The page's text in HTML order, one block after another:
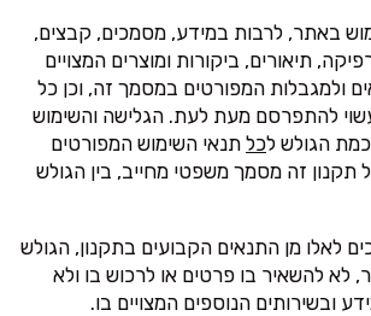
באתר, לרבות במידע, מסמכים, קבצים,
תיאורים, ביקורות ומוצרים המצויים
ולמגבלות המפורטים במסמך זה, וכן כל
להתפרסם מעת לעת. הגלישה והשימוש
הגולש לכל תנאי השימוש המפורטים
תקנון זה מסמך משפטי מחייב, בין הגולש
לאלו מן התנאים הקבועים בתקנון, הגולש
לא להשאיר בו פרטים או לרכוש בו ולא
ובשירותים הנוספים המצויים בו.